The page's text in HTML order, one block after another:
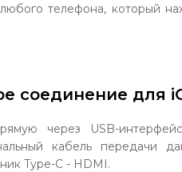
телефона, который
соединение для
через USB-
кабель передачи
Type-C - HDMI.